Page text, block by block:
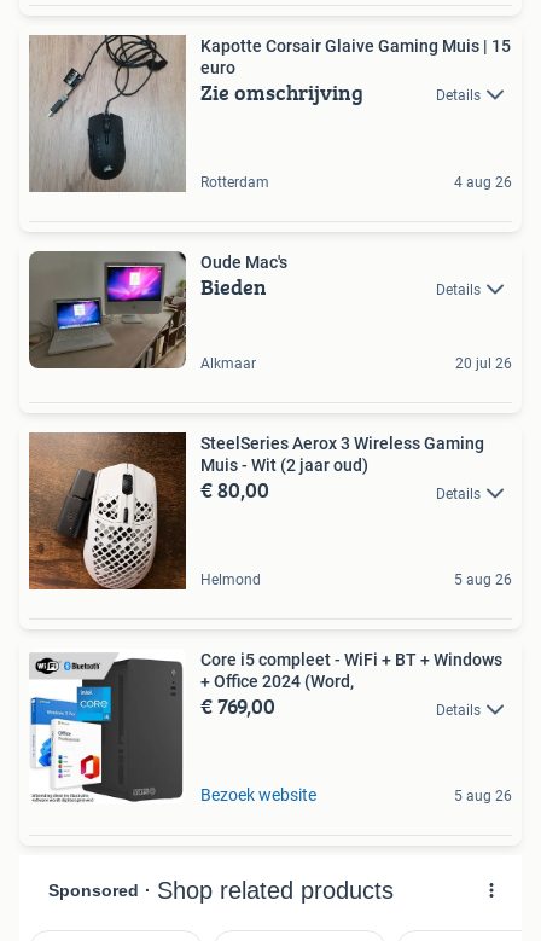
Kapotte Corsair Glaive Gaming Muis | 15
euro
Zie omschrijving Details
Rotterdam 4 aug 26
Oude Mac's
Bieden Details
Alkmaar 20 jul 26
SteelSeries Aerox 3 Wireless Gaming
Muis - Wit (2 jaar oud)
€ 80,00 Details
Helmond 5 aug 26
Core i5 compleet - WiFi + BT + Windows
+ Office 2024 (Word,
€ 769,00 Details
Bezoek website 5 aug 26